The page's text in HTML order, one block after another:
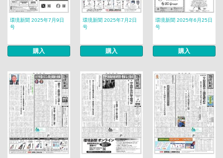
環境新聞 2025年7月9日
号
購入
環境新聞 2025年7月2日
号
購入
環境新聞 2025年6月25日
号
購入